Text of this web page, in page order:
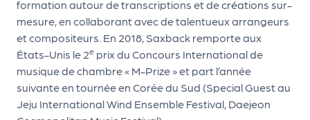
formation autour de transcriptions et de créations sur-
mesure, en collaborant avec de talentueux arrangeurs
et compositeurs. En 2018, Saxback remporte aux
États-Unis le 2e prix du Concours International de
musique de chambre « M-Prize » et part l’année
suivante en tournée en Corée du Sud (Special Guest au
Jeju International Wind Ensemble Festival, Daejeon
r
g
a
n
i